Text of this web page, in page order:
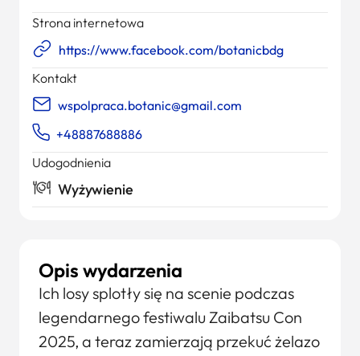
Opis wydarzenia
Ich losy splotły się na scenie podczas
legendarnego festiwalu Zaibatsu Con
2025, a teraz zamierzają przekuć żelazo
Strona internetowa
https://www.facebook.com/botanicbdg
Kontakt
wspolpraca.botanic@gmail.com
+48887688886
Udogodnienia
Wyżywienie